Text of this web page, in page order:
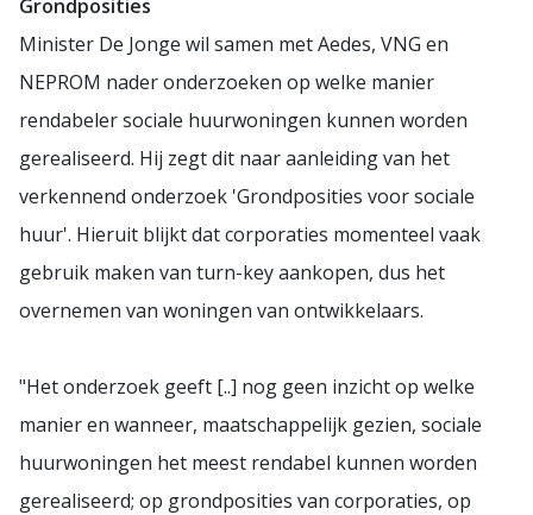
Grondposities
Minister De Jonge wil samen met Aedes, VNG en
NEPROM nader onderzoeken op welke manier
rendabeler sociale huurwoningen kunnen worden
gerealiseerd. Hij zegt dit naar aanleiding van het
verkennend onderzoek 'Grondposities voor sociale
huur'. Hieruit blijkt dat corporaties momenteel vaak
gebruik maken van turn-key aankopen, dus het
overnemen van woningen van ontwikkelaars.
"Het onderzoek geeft [..] nog geen inzicht op welke
manier en wanneer, maatschappelijk gezien, sociale
huurwoningen het meest rendabel kunnen worden
gerealiseerd; op grondposities van corporaties, op